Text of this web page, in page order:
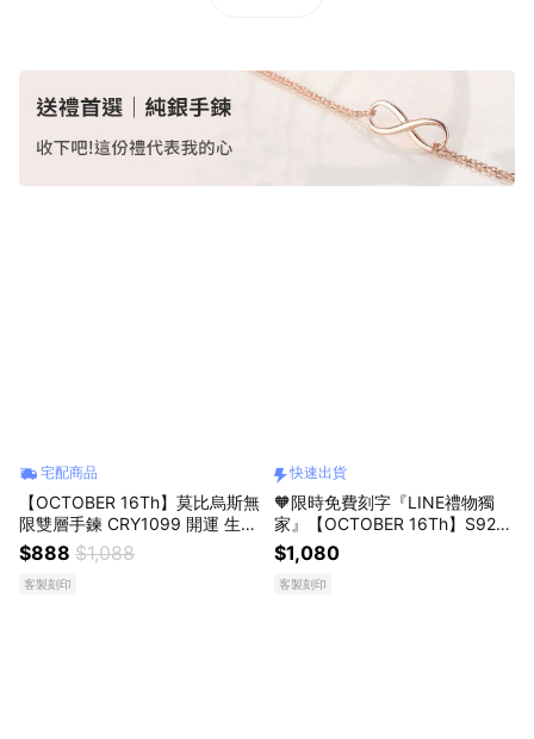
宅配商品
【OCTOBER 16Th】莫比烏斯無
限雙層手鍊 CRY1099 開運 生日
禮物 閨蜜禮物 情人節禮物 女友
禮物 交換禮物 純銀手鍊 客製化
禮物
$888 $1,088
客製刻印
快速出貨
🧡限時免費刻字『LINE禮物獨
家』【OCTOBER 16Th】S925
純銀幾何圓圈草莓晶水晶手鍊＃
CRY1110 開運 生日禮物 閨蜜禮
物 情人節禮物 女友禮物 交換禮
$1,080
客製刻印